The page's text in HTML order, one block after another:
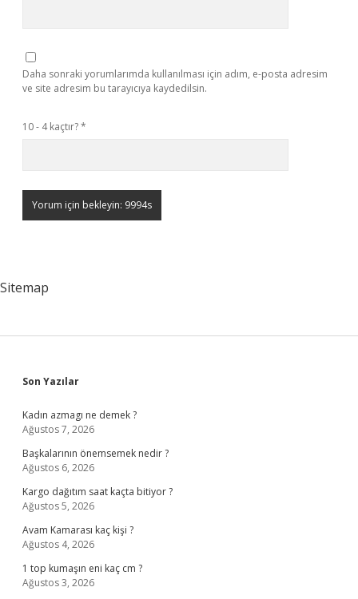
Daha sonraki yorumlarımda kullanılması için adım, e-posta adresim
ve site adresim bu tarayıcıya kaydedilsin.
10 - 4 kaçtır?*
Sitemap
Sidebar
Son Yazılar
Kadın azmagı ne demek ?
Ağustos 7, 2026
Başkalarının önemsemek nedir ?
Ağustos 6, 2026
Kargo dağıtım saat kaçta bitiyor ?
Ağustos 5, 2026
Avam Kamarası kaç kişi ?
Ağustos 4, 2026
1 top kumaşın eni kaç cm ?
Ağustos 3, 2026